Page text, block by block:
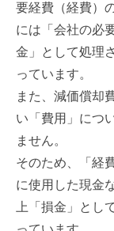
要経費（経費）
には「会社の必
金」として処理
っています。
また、減価償却
い「費用」につ
ません。
そのため、「経
に使用した現金
上「損金」とし